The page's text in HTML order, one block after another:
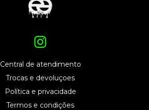
Central de atendimento
Trocas e devoluçoes
Política e privacidade
Termos e condições